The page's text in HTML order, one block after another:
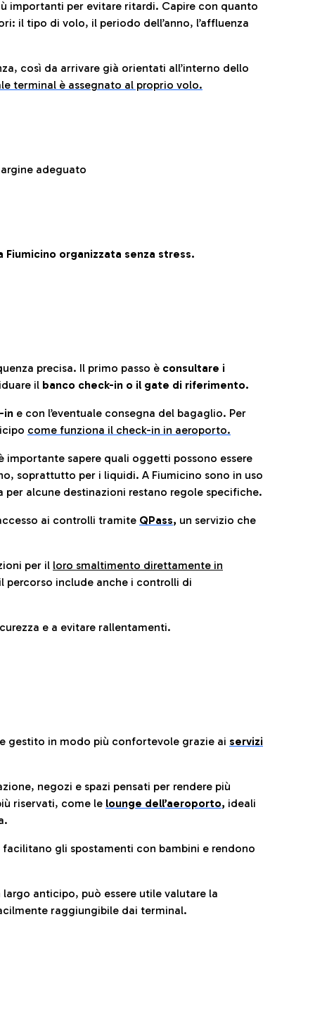
importanti per evitare ritardi. Capire con quanto
il tipo di volo, il periodo dell’anno, l’affluenza
così da arrivare già orientati all’interno dello
terminal è assegnato al proprio volo.
adeguato
Fiumicino organizzata senza stress.
precisa. Il primo passo è consultare i
il banco check-in o il gate di riferimento.
in e con l’eventuale consegna del bagaglio. Per
o come funziona il check-in in aeroporto.
importante sapere quali oggetti possono essere
soprattutto per i liquidi. A Fiumicino sono in uso
alcune destinazioni restano regole specifiche.
ai controlli tramite QPass, un servizio che
per il loro smaltimento direttamente in
percorso include anche i controlli di
e a evitare rallentamenti.
gestito in modo più confortevole grazie ai servizi
negozi e spazi pensati per rendere più
riservati, come le lounge dell’aeroporto, ideali
facilitano gli spostamenti con bambini e rendono
anticipo, può essere utile valutare la
raggiungibile dai terminal.